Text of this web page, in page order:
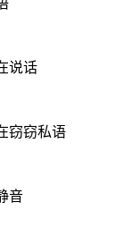
说话
窃窃私语
音